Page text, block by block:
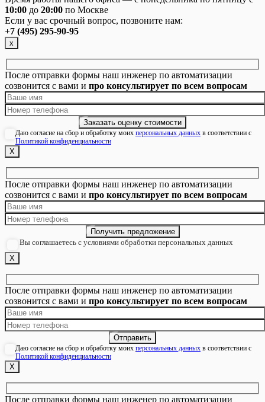
10:00 до 20:00 по Москве
Если у вас срочный вопрос, позвоните нам:
+7 (495) 295-90-95
х
После отправки формы наш инженер по автоматизации
созвонится с вами и про консультирует по всем вопросам
Даю согласие на сбор и обработку моих персональных данных в соответствии с
Политикой конфиденциальности
Х
После отправки формы наш инженер по автоматизации
созвонится с вами и про консультирует по всем вопросам
Вы соглашаетесь с условиями обработки персональных данных
Х
После отправки формы наш инженер по автоматизации
созвонится с вами и про консультирует по всем вопросам
Даю согласие на сбор и обработку моих персональных данных в соответствии с
Политикой конфиденциальности
Х
После отправки формы наш инженер по автоматизации